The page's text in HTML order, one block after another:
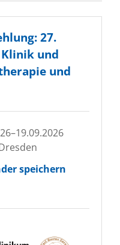
Einsteiger 27.
Klinik und
und
speichern